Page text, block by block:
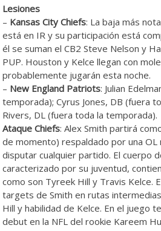
Lesiones
– Kansas City Chiefs: La baja más
está en IR y su participación está
él se suman el CB2 Steve Nelson y
PUP. Houston y Kelce llegan con
probablemente jugarán esta noche.
– New England Patriots: Julian
temporada); Cyrus Jones, DB (fuera
Rivers, DL (fuera toda la temporada).
Ataque Chiefs: Alex Smith partirá
de momento) respaldado por una
disputar cualquier partido. El cuerpo
caracterizado por su juventud,
como son Tyreek Hill y Travis Kelce.
targets de Smith en rutas
Hill y habilidad de Kelce. En el juego
debut en la NFL del rookie Kareem